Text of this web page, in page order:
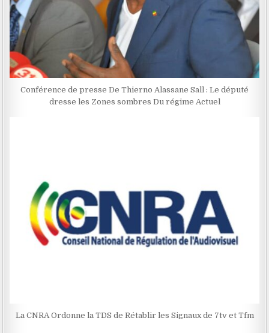
Conférence de presse De Thierno Alassane Sall : Le député
dresse les Zones sombres Du régime Actuel
La CNRA Ordonne la TDS de Rétablir les Signaux de 7tv et Tfm